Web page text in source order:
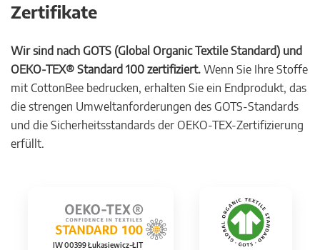
Zertifikate
Wir sind nach GOTS (Global Organic Textile Standard) und
OEKO-TEX® Standard 100 zertifiziert. Wenn Sie Ihre Stoffe
mit CottonBee bedrucken, erhalten Sie ein Endprodukt, das
die strengen Umweltanforderungen des GOTS-Standards
und die Sicherheitsstandards der OEKO-TEX-Zertifizierung
erfüllt.
IW 00399 Łukasiewicz-ŁIT